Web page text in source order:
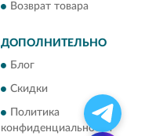
Возврат товара
ДОПОЛНИТЕЛЬНО
Блог
Скидки
Политика
конфиденциальности